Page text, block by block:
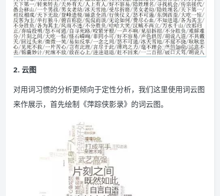
2. 云图
对用词习惯的分析更倾向于定性分析，我们这里使用词云图
来作展示，首先绘制《萍踪侠影录》的词云图。